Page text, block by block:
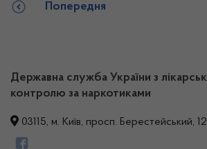
Попередня
Державна служба України з
контролю за наркотиками
03115, м. Київ, просп. Берестейський,